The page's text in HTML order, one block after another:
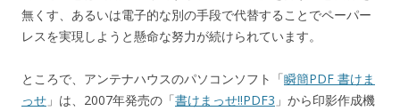
無くす、あるいは電子的な別の手段で代替することでペーパー
レスを実現しようと懸命な努力が続けられています。
ところで、アンテナハウスのパソコンソフト「瞬簡PDF 書けま
っせ 」は、2007年発売の「書けまっせ!!PDF3 」から印影作成機